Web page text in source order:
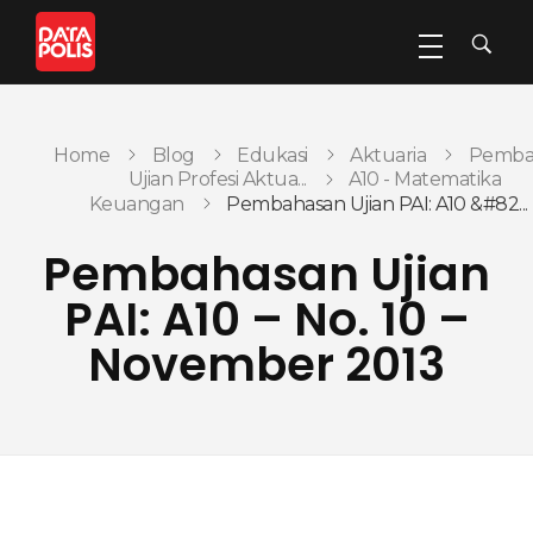
Data Polis
Sumber Media Perasuransian dan Manajemen Risiko
Home Blog Edukasi Aktuaria
Ujian Profesi Aktua...
A10 - Matematika
Keuangan
Pembahasan Ujian PAI: A10 &#82...
Pembahasan Ujian
PAI: A10 – No. 10 –
November 2013